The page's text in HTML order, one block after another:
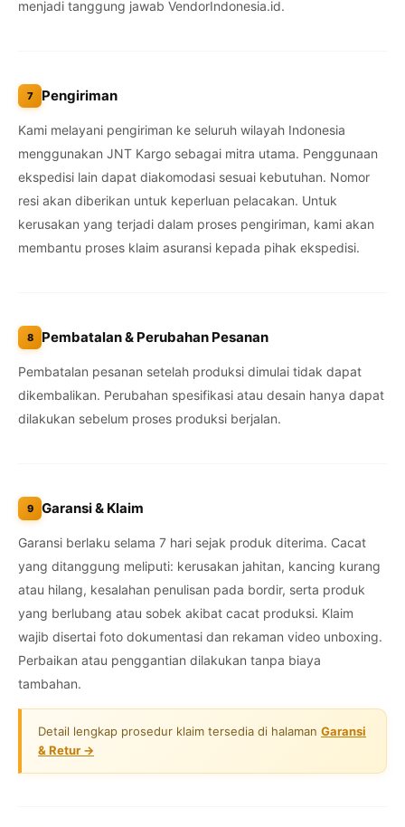
menjadi tanggung jawab VendorIndonesia.id.
7 Pengiriman
Kami melayani pengiriman ke seluruh wilayah Indonesia
menggunakan JNT Kargo sebagai mitra utama. Penggunaan
ekspedisi lain dapat diakomodasi sesuai kebutuhan. Nomor
resi akan diberikan untuk keperluan pelacakan. Untuk
kerusakan yang terjadi dalam proses pengiriman, kami akan
membantu proses klaim asuransi kepada pihak ekspedisi.
8 Pembatalan & Perubahan Pesanan
Pembatalan pesanan setelah produksi dimulai tidak dapat
dikembalikan. Perubahan spesifikasi atau desain hanya dapat
dilakukan sebelum proses produksi berjalan.
9 Garansi & Klaim
Garansi berlaku selama 7 hari sejak produk diterima. Cacat
yang ditanggung meliputi: kerusakan jahitan, kancing kurang
atau hilang, kesalahan penulisan pada bordir, serta produk
yang berlubang atau sobek akibat cacat produksi. Klaim
wajib disertai foto dokumentasi dan rekaman video unboxing.
Perbaikan atau penggantian dilakukan tanpa biaya
tambahan.
Detail lengkap prosedur klaim tersedia di halaman Garansi
& Retur →